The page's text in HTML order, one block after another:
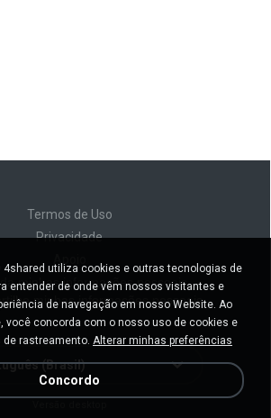
Termos de Uso
Privacidade
minhas informações pessoais
minhas informações pessoais
(Brasil)
4shared utiliza cookies e outras tecnologias de
entender de onde vêm nossos visitantes e
de navegação em nosso Website. Ao
você concorda com o nosso uso de cookies e
rastreamento. Alterar minhas preferências
Concordo